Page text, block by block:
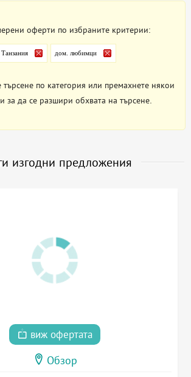
оферти по избраните критерии:
Танзания дом. любимци
по категория или премахнете някои
за да се разшири обхвата на търсене.
изгодни предложения
виж офертата
Обзор